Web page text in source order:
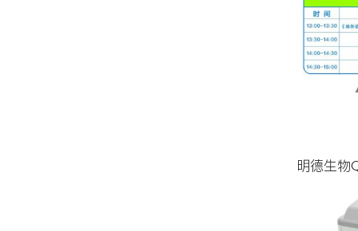
又是一
信息与分